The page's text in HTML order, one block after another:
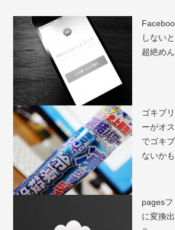
しない
超絶め
ゴキブ
ーがオ
でゴキ
ないかも
pages
に変換